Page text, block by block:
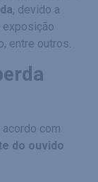
, devido a
exposição
entre outros.
com
do ouvido